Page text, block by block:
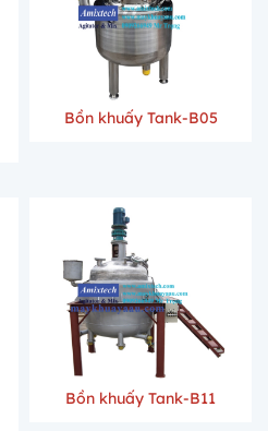
Bồn khuấy Tank-B05
Bồn khuấy Tank-B11